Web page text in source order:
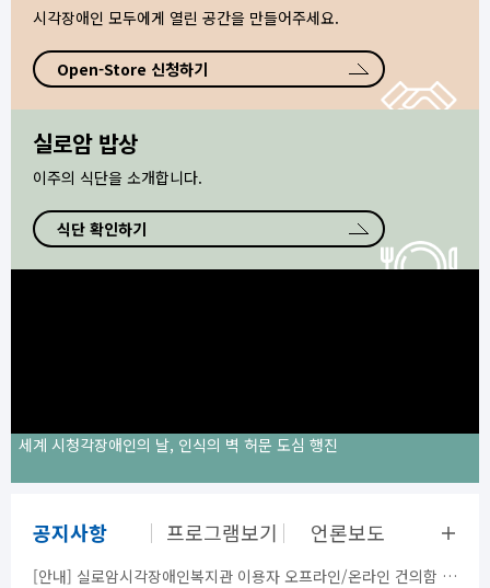
시각장애인 모두에게 열린 공간을 만들어주세요.
Open-Store 신청하기
실로암 밥상
이주의 식단을 소개합니다.
식단 확인하기
세계 시청각장애인의 날, 인식의 벽 허문 도심 행진
공지사항
[안내] 실로암시각장애인복지관 이용자 오프라인/온라인 건의함 이용 안내
프로그램보기 언론보도